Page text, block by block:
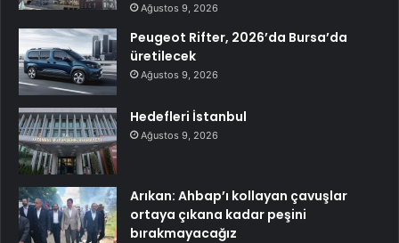
Ağustos 9, 2026
Peugeot Rifter, 2026’da Bursa’da
üretilecek
Ağustos 9, 2026
Hedefleri İstanbul
Ağustos 9, 2026
Arıkan: Ahbap’ı kollayan çavuşlar
ortaya çıkana kadar peşini
bırakmayacağız